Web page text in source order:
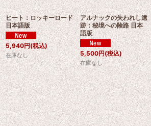
ヒート：ロッキーロード
日本語版
5,940円(税込)
在庫なし
アルナックの失われし遺
跡：秘境への険路 日本
語版
5,500円(税込)
在庫なし